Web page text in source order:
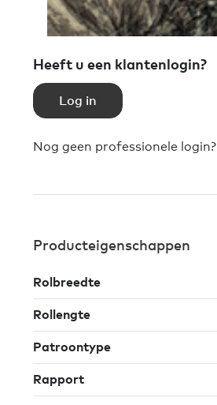
Heeft u een klantenlogin?
Log in
Nog geen professionele login?
Producteigenschappen
Rolbreedte
Rollengte
Patroontype
Rapport